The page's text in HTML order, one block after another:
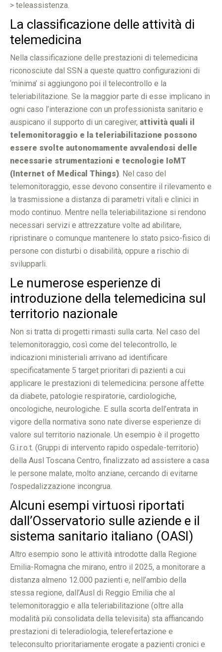
> teleassistenza.
La classificazione delle attività di
telemedicina
Nella classificazione delle prestazioni di telemedicina
riconosciute dal SSN a queste quattro configurazioni di
‘minima’ si aggiungono poi il telecontrollo e la
teleriabilitazione. Se la maggior parte di esse implicano in
ogni caso l’interazione con un professionista sanitario e
auspicano il supporto di un caregiver, attività quali il
telemonitoraggio e la teleriabilitazione possono
essere svolte autonomamente avvalendosi delle
necessarie strumentazioni e tecnologie IoMT
(Internet of Medical Things). Nel caso del
telemonitoraggio, esse devono consentire il rilevamento e
la trasmissione a distanza di parametri vitali e clinici in
modo continuo. Mentre nella teleriabilitazione si rendono
necessari servizi e attrezzature volte ad abilitare,
ripristinare o comunque mantenere lo stato psico-fisico di
persone con disturbi o disabilità, oppure a rischio di
svilupparli.
Le numerose esperienze di
introduzione della telemedicina sul
territorio nazionale
Non si tratta di progetti rimasti sulla carta. Nel caso del
telemonitoraggio, così come del telecontrollo, le
indicazioni ministeriali arrivano ad identificare
specificatamente 5 target prioritari di pazienti a cui
applicare le prestazioni di telemedicina: persone affette
da diabete, patologie respiratorie, cardiologiche,
oncologiche, neurologiche. E sulla scorta dell’entrata in
vigore della normativa sono nate diverse esperienze di
valore sul territorio nazionale. Un esempio è il progetto
G.i.r.o.t. (Gruppi di intervento rapido ospedale-territorio)
della Ausl Toscana Centro, finalizzato ad assistere a casa
le persone malate, molto anziane, cercando di evitarne
l’ospedalizzazione incongrua.
Alcuni esempi virtuosi riportati
dall’Osservatorio sulle aziende e il
sistema sanitario italiano (OASI)
Altro esempio sono le attività introdotte dalla Regione
Emilia-Romagna che mirano, entro il 2025, a monitorare a
distanza almeno 12.000 pazienti e, nell’ambio della
stessa regione, dall’Ausl di Reggio Emilia che al
telemonitoraggio e alla teleriabilitazione (oltre alla
modalità più consolidata della televisita) sta affiancando
prestazioni di teleradiologia, telerefertazione e
teleconsulto prioritariamente erogate a pazienti cronici e